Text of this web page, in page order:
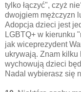
tylko łączyć", czyż
dwojgiem mężczyzn
Adopcja dzieci jest
LGBTQ+ w kierunku
jak wiceprezydent
ukrywają. Znam kilku
wychowują dzieci
Nadal wybierasz się